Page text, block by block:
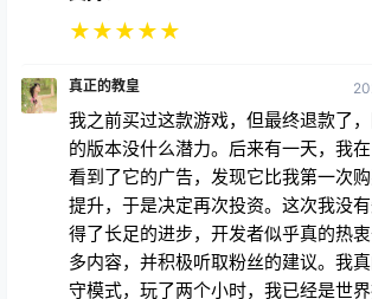
大型游戏公司很少制作长曲棍球游戏
规模还不足以靠游戏赚钱，这很遗憾
长曲棍球社区需要一款 VR 游戏，所以
项目。我们争取每隔几周发布一次新
私信或电子邮件提交功能请求。自一
我们已经发布了 6 种新的游戏模式！
们正在为这个伟大的社区开发这款游
支持！